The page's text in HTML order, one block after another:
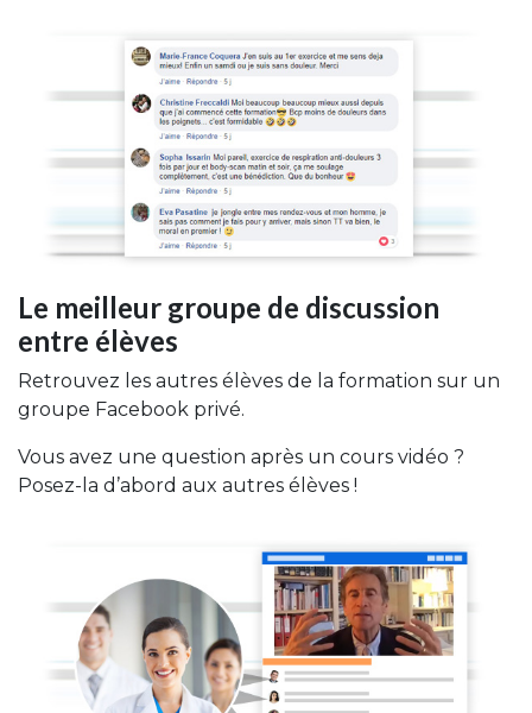
Le meilleur groupe de discussion
entre élèves
Retrouvez les autres élèves de la formation sur un
groupe Facebook privé.
Vous avez une question après un cours vidéo ?
Posez-la d’abord aux autres élèves !